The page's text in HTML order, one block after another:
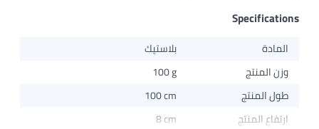
Specifications
المادة
بلاستيك
وزن المنتج
100 g
طول المنتج
100 cm
ارتفاع المنتج
8 cm